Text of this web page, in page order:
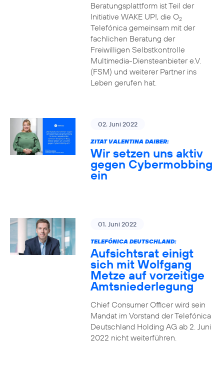
Beratungsplattform ist Teil der
Initiative WAKE UP!, die O2
Telefónica gemeinsam mit der
fachlichen Beratung der
Freiwilligen Selbstkontrolle
Multimedia-Diensteanbieter e.V.
(FSM) und weiterer Partner ins
Leben gerufen hat.
02. Juni 2022
ZITAT VALENTINA DAIBER:
Wir setzen uns aktiv
gegen Cybermobbing
ein
01. Juni 2022
TELEFÓNICA DEUTSCHLAND:
Aufsichtsrat einigt
sich mit Wolfgang
Metze auf vorzeitige
Amtsniederlegung
Chief Consumer Officer wird sein
Mandat im Vorstand der Telefónica
Deutschland Holding AG ab 2. Juni
2022 nicht weiterführen.